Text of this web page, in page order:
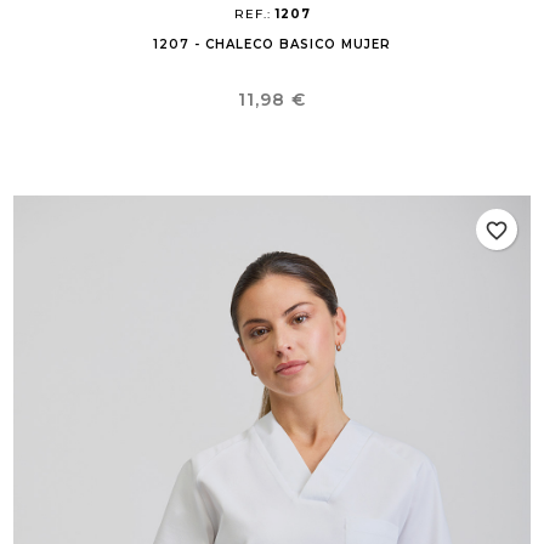
REF.:1207
1207 - CHALECO BASICO MUJER
Precio
11,98 €
favorite_border